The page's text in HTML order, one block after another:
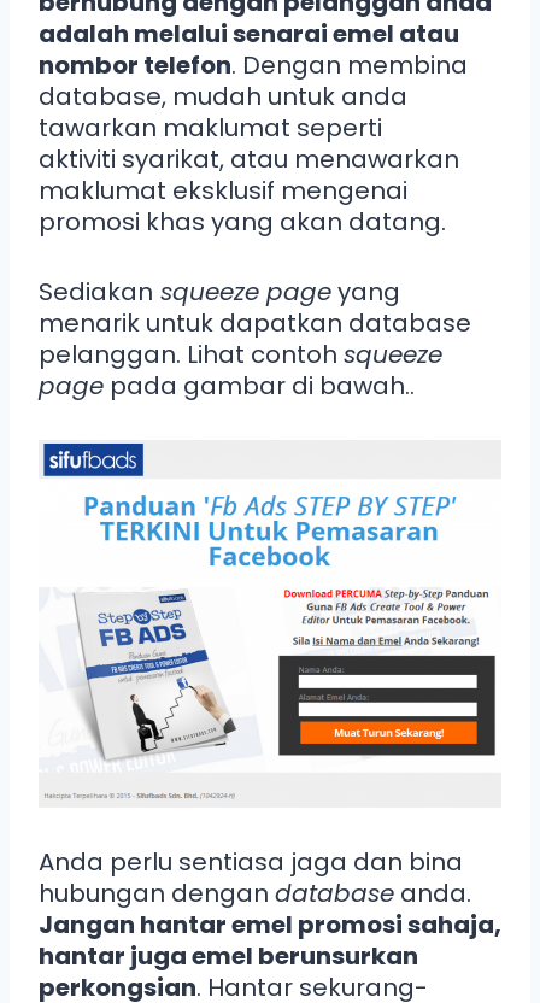
adalah melalui senarai emel atau
nombor telefon. Dengan membina
database, mudah untuk anda
tawarkan maklumat seperti
aktiviti syarikat, atau menawarkan
maklumat eksklusif mengenai
promosi khas yang akan datang.
Sediakan squeeze pageyang
menarik untuk dapatkan database
pelanggan. Lihat contoh squeeze
page pada gambar di bawah..
Anda perlu sentiasa jaga dan bina
hubungan dengan database anda.
Jangan hantar emel promosi sahaja,
hantar juga emel berunsurkan
perkongsian. Hantar sekurang-